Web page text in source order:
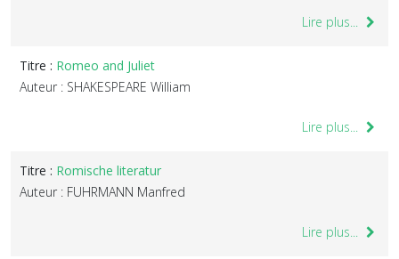
Lire plus...
Titre : Romeo and Juliet
Auteur : SHAKESPEARE William
Lire plus...
Titre : Romische literatur
Auteur : FUHRMANN Manfred
Lire plus...